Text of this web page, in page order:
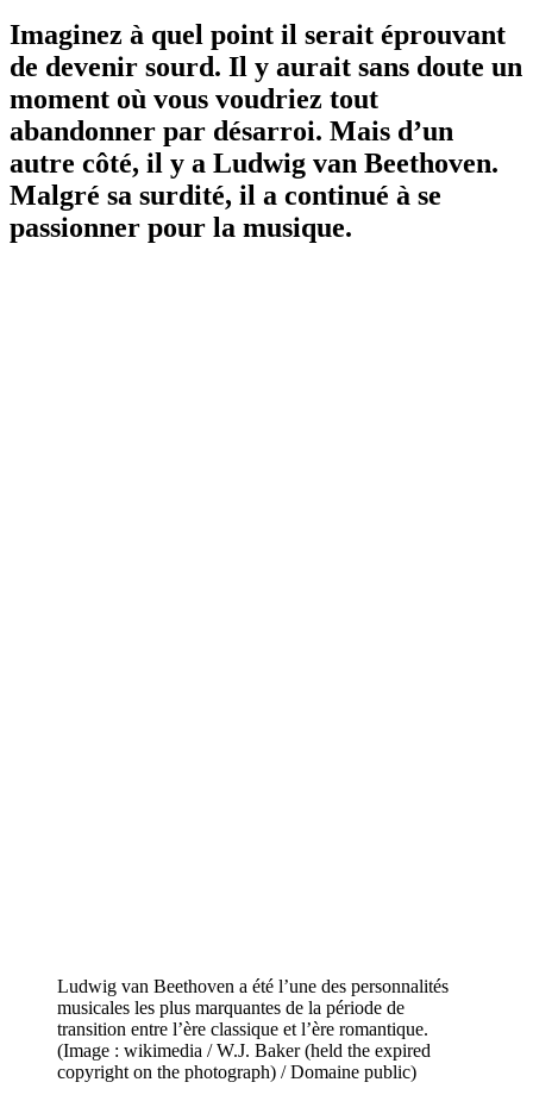
Imaginez à quel point il serait éprouvant
de devenir sourd. Il y aurait sans doute un
moment où vous voudriez tout
abandonner par désarroi. Mais d’un
autre côté, il y a Ludwig van Beethoven.
Malgré sa surdité, il a continué à se
passionner pour la musique.
Ludwig van Beethoven a été l’une des personnalités
musicales les plus marquantes de la période de
transition entre l’ère classique et l’ère romantique.
(Image : wikimedia / W.J. Baker (held the expired
copyright on the photograph) / Domaine public)